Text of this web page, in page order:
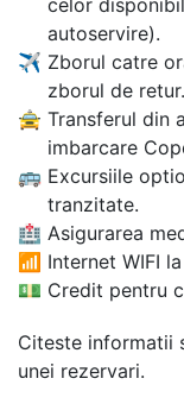
celor
autoservire).
✈ Zborul catre
zborul de retur.
🚖 Transferul din
imbarcare
🚌 Excursiile
tranzitate.
🏥 Asigurarea
📶 Internet WIFI
💵 Credit pentru
Citeste informatii
unei rezervari.